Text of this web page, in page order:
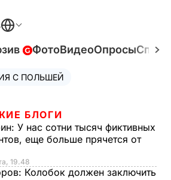
ФотоВидеоОпросы
С ПОЛЬШЕЙ
БЛОГИ
У нас сотни тысяч фиктивных
еще больше прячется от
19.48
Колобок должен заключить